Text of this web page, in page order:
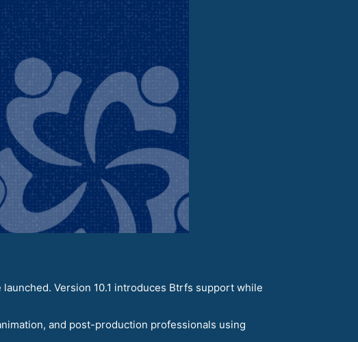
launched. Version 10.1 introduces Btrfs support while
and post-production professionals using